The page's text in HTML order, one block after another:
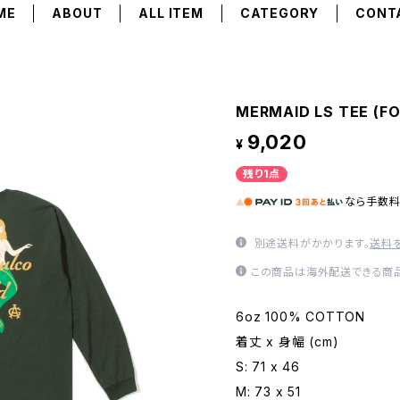
ABOUT ALL ITEM CATEGORY
MERMAID LS TEE
¥ 9,020
残り1点
なら 手数
別途送料がかかります。送料
この商品は海外配送できる商
6oz 100% COTTON
着丈 x 身幅 (cm)
S: 71 x 46
M: 73 x 51